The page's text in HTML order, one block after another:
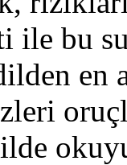
ile bu
en